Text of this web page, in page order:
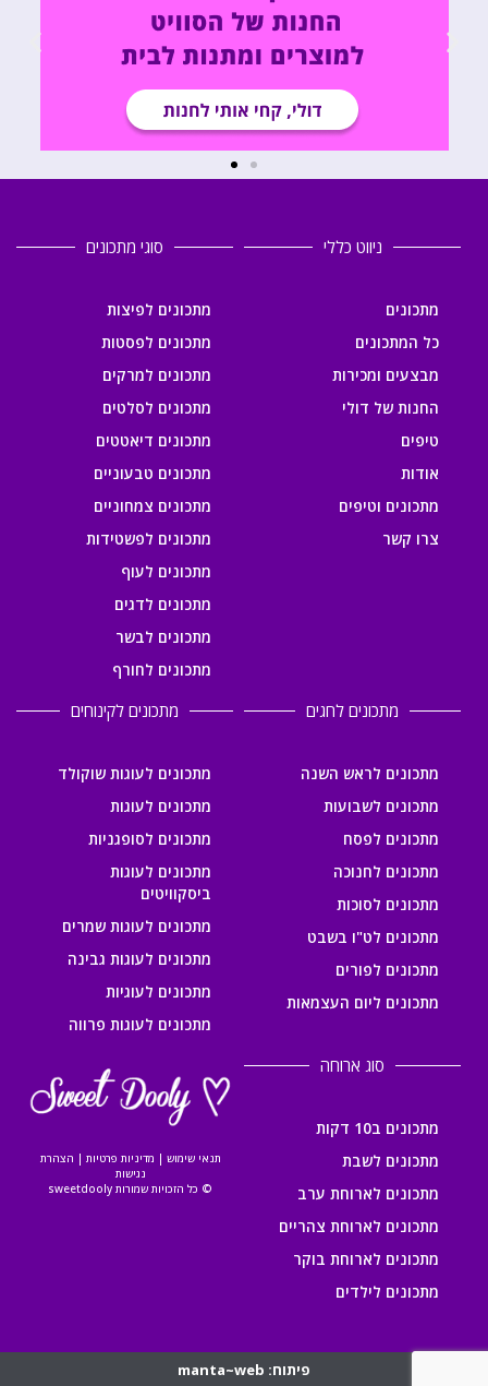
ניווט כללי
מתכונים
כל המתכונים
מבצעים ומכירות
החנות של דולי
טיפים
אודות
מתכונים וטיפים
צרו קשר
סוגי מתכונים
מתכונים לפיצות
מתכונים לפסטות
מתכונים למרקים
מתכונים לסלטים
מתכונים דיאטטים
מתכונים טבעוניים
מתכונים צמחוניים
מתכונים לפשטידות
מתכונים לעוף
מתכונים לדגים
מתכונים לבשר
מתכונים לחורף
מתכונים לחגים
מתכונים לראש השנה
מתכונים לשבועות
מתכונים לפסח
מתכונים לחנוכה
מתכונים לסוכות
מתכונים לט"ו בשבט
מתכונים לפורים
מתכונים ליום העצמאות
מתכונים לקינוחים
מתכונים לעוגות שוקולד
מתכונים לעוגות
מתכונים לסופגניות
מתכונים לעוגות
ביסקוויטים
מתכונים לעוגות שמרים
מתכונים לעוגות גבינה
מתכונים לעוגיות
מתכונים לעוגות פרווה
סוג ארוחה
מתכונים ב10 דקות
מתכונים לשבת
מתכונים לארוחת ערב
מתכונים לארוחת צהריים
מתכונים לארוחת בוקר
מתכונים לילדים
תנאי שימוש | מדיניות פרטיות | הצהרת
נגישות
© כל הזכויות שמורות sweetdooly
פיתוח: manta~web